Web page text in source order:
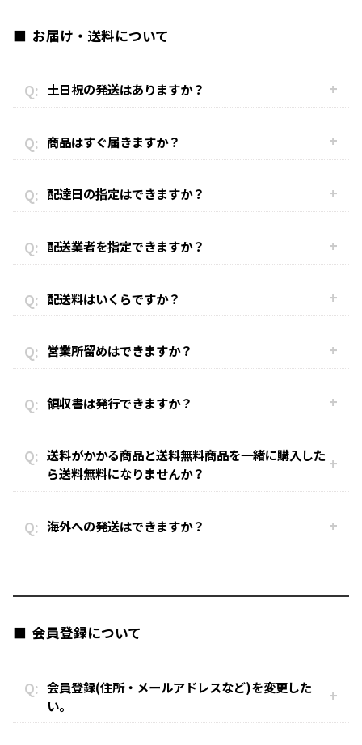
お届け・送料について
土日祝の発送はありますか？
商品はすぐ届きますか？
配達日の指定はできますか？
配送業者を指定できますか？
配送料はいくらですか？
営業所留めはできますか？
領収書は発行できますか？
送料がかかる商品と送料無料商品を一緒に購入した
ら送料無料になりませんか？
海外への発送はできますか？
会員登録について
会員登録(住所・メールアドレスなど)を変更した
い。